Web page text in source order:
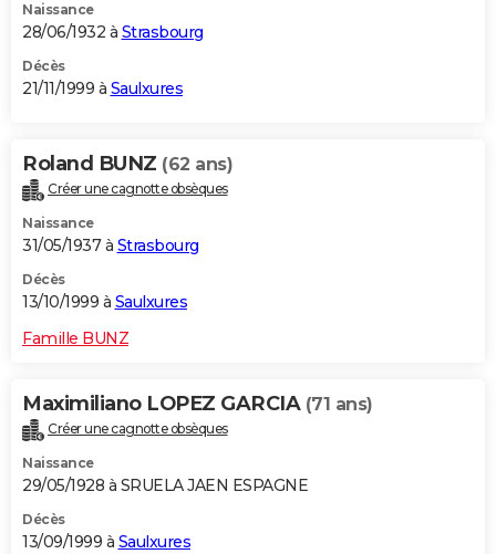
Naissance
28/06/1932 à Strasbourg
Décès
21/11/1999 à Saulxures
Roland BUNZ (62 ans)
Créer une cagnotte obsèques
Naissance
31/05/1937 à Strasbourg
Décès
13/10/1999 à Saulxures
Famille BUNZ
Maximiliano LOPEZ GARCIA (71 ans)
Créer une cagnotte obsèques
Naissance
29/05/1928 à SRUELA JAEN ESPAGNE
Décès
13/09/1999 à Saulxures